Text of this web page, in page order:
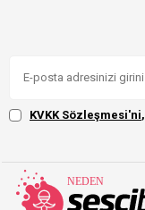
KVKK Sözleşmesi'ni